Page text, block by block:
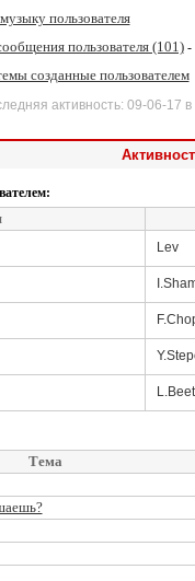
пользователя
пользователя (101)-
созданные пользователем
активность: 09-06-17 в
Lev
Тема